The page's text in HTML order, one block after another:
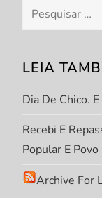
P
o
s
t
Pesquisar
por:
LEIA
Dia De Chico.
Recebi E
Popular E
Archive For